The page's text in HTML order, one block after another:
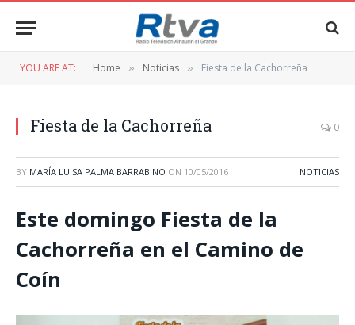
YOU ARE AT: Home » Noticias » Fiesta de la Cachorreña
Fiesta de la Cachorreña 0
BY MARÍA LUISA PALMA BARRABINO ON 10/05/2016 NOTICIAS
Este domingo Fiesta de la
Cachorreña en el Camino de
Coín